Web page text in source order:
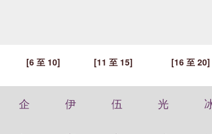
[6 至 10] [11 至 15] [16 至 20]
企 伊 伍 光